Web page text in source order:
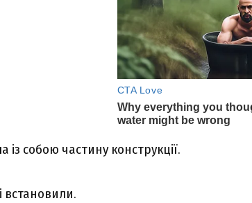
із собою частину конструкції.
встановили.